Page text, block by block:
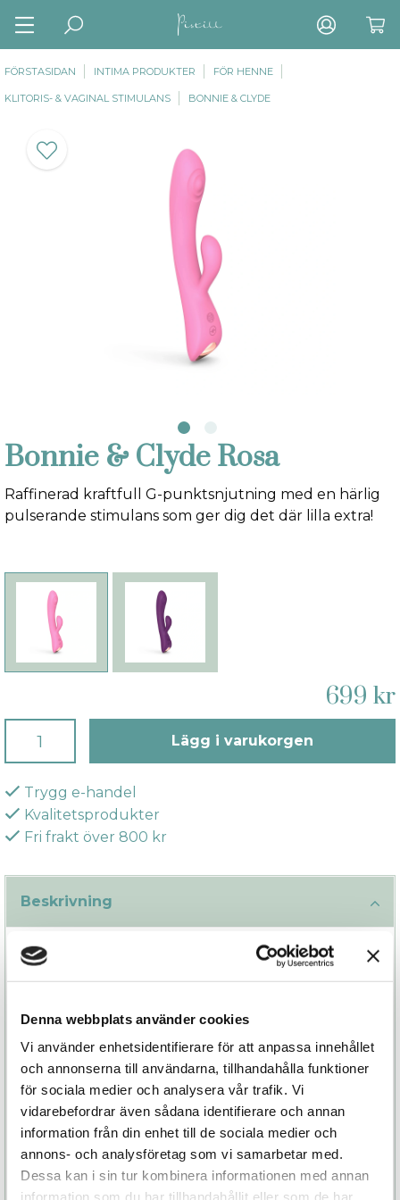
Denna webbplats använder cookies
Vi använder enhetsidentifierare för att anpassa innehållet
och annonserna till användarna, tillhandahålla funktioner
för sociala medier och analysera vår trafik. Vi
vidarebefordrar även sådana identifierare och annan
information från din enhet till de sociala medier och
annons- och analysföretag som vi samarbetar med.
Dessa kan i sin tur kombinera informationen med annan
information som du har tillhandahållit eller som de har
FÖRSTASIDAN INTIMA PRODUKTER FÖR HENNE
KLITORIS- & VAGINAL STIMULANS BONNIE & CLYDE
Bonnie & Clyde Rosa
Raffinerad kraftfull G-punktsnjutning med en härlig
pulserande stimulans som ger dig det där lilla extra!
699 kr
Lägg i varukorgen
Trygg e-handel
Kvalitetsprodukter
Fri frakt över 800 kr
Beskrivning
Lika mytomspunnen som det kriminella
radarparet i USA för 100 år sedan så därav sitt
mycket mer kraftfull än den ser ut.
Bakom Bonnie & Clydes eleganta, raffinerade och
kurvade form döljer sig den extra funktionen
med ett pulserande område längst ute i staven
som ger dig extra härlig stimulans. Påminner lite
om tappning och med en rörelse som går från
vänster till höger.
Med sina två kraftfulla motorer i vardera del